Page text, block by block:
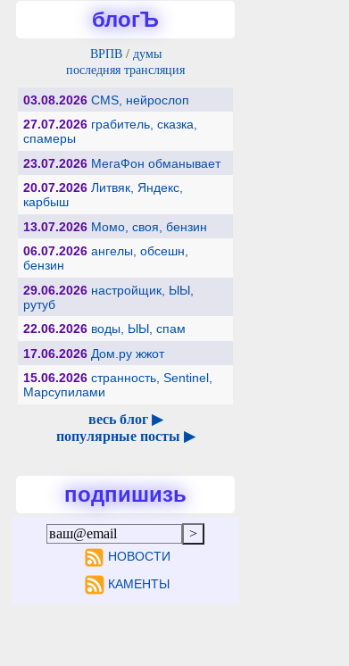
блогЪ
ВРПВ/ думы
последняя трансляция
03.08.2026 CMS, нейрослоп
27.07.2026 грабитель, сказка,
спамеры
23.07.2026 МегаФон обманывает
20.07.2026 Литвяк, Яндекс,
карбыш
13.07.2026 Момо, своя, бензин
06.07.2026 ангелы, обсешн,
бензин
29.06.2026 настройщик, ЫЫ,
рутуб
22.06.2026 воды, ЫЫ, спам
17.06.2026 Дом.ру жжот
15.06.2026 странность, Sentinel,
Марсупилами
весь блог ▶
популярные посты ▶
подпишизь
НОВОСТИ
КАМЕНТЫ